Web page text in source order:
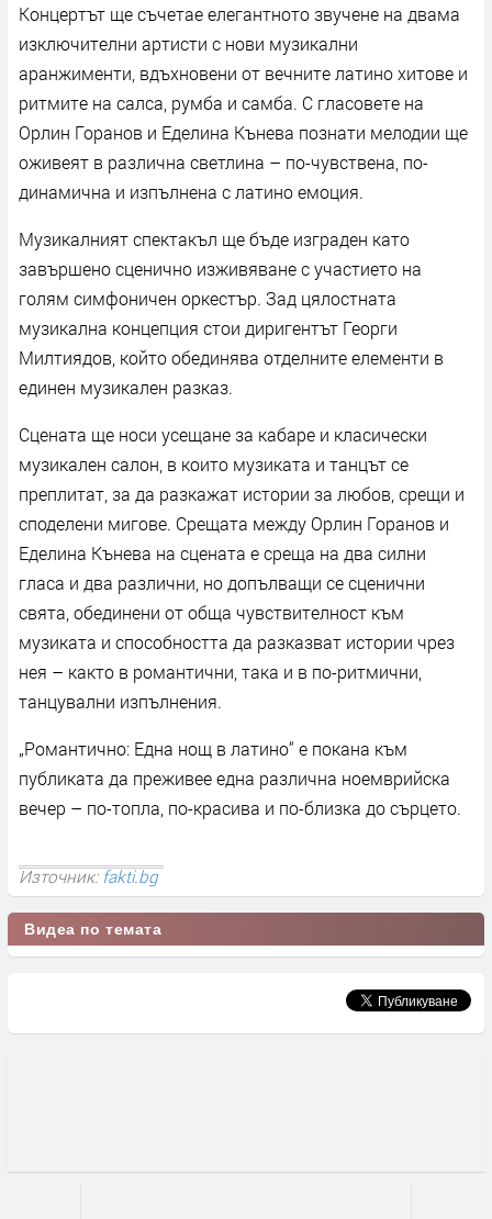
Концертът ще съчетае елегантното звучене на двама
изключителни артисти с нови музикални
аранжименти, вдъхновени от вечните латино хитове и
ритмите на салса, румба и самба. С гласовете на
Орлин Горанов и Еделина Кънева познати мелодии ще
оживеят в различна светлина – по-чувствена, по-
динамична и изпълнена с латино емоция.
Музикалният спектакъл ще бъде изграден като
завършено сценично изживяване с участието на
голям симфоничен оркестър. Зад цялостната
музикална концепция стои диригентът Георги
Милтиядов, който обединява отделните елементи в
единен музикален разказ.
Сцената ще носи усещане за кабаре и класически
музикален салон, в които музиката и танцът се
преплитат, за да разкажат истории за любов, срещи и
споделени мигове. Срещата между Орлин Горанов и
Еделина Кънева на сцената е среща на два силни
гласа и два различни, но допълващи се сценични
свята, обединени от обща чувствителност към
музиката и способността да разказват истории чрез
нея – както в романтични, така и в по-ритмични,
танцувални изпълнения.
„Романтично: Една нощ в латино“ е покана към
публиката да преживее една различна ноемврийска
вечер – по-топла, по-красива и по-близка до сърцето.
Източник:fakti.bg
Видеа по темата